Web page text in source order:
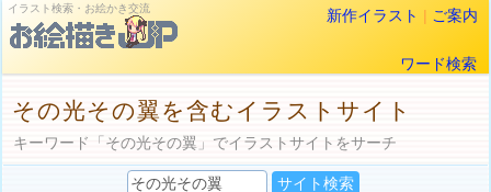
イラスト検索・お絵かき交流 新作イラスト | ご案内
ワード検索
その光その翼を含むイラストサイト
キーワード「その光その翼」でイラストサイトをサーチ